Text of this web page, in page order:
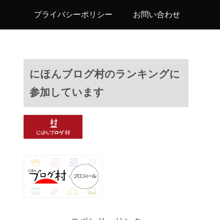
プライバシーポリシー お問い合わせ
にほんブログ村のランキングに
参加しています